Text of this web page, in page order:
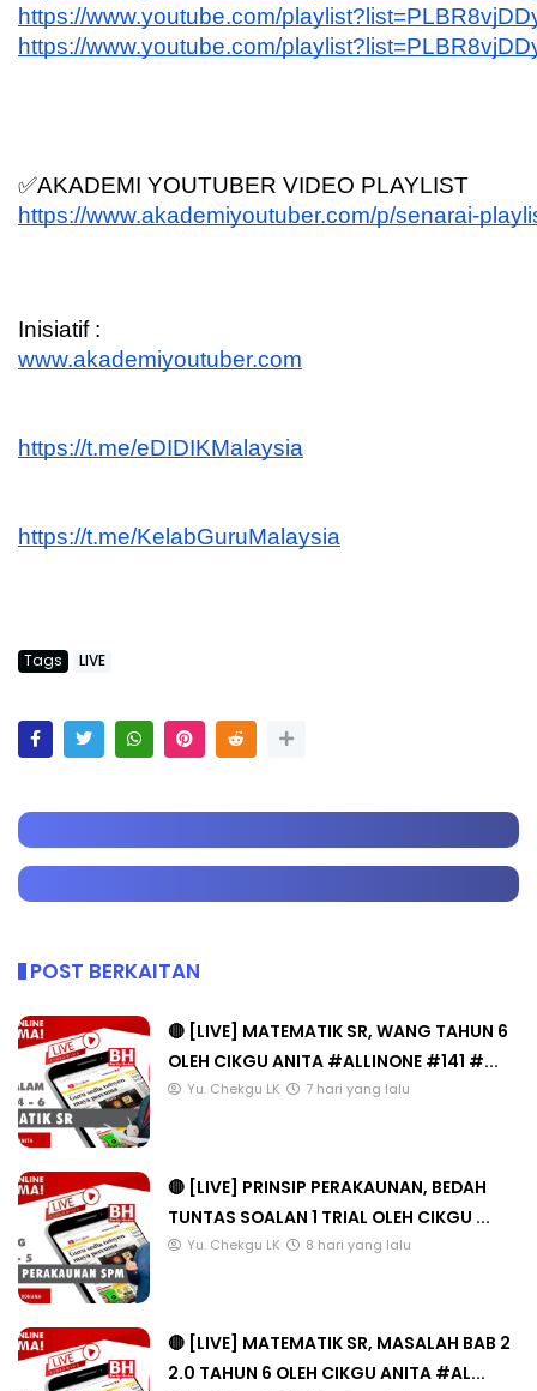
https://www.youtube.com/
https://www.youtube.com/
✅AKADEMI YOUTUBER VIDEO PLAYLIST
https://www.akademiyoutuber.com/p/senarai-
Inisiatif :
www.akademiyoutuber.com
https://t.me/eDIDIKMalaysia
https://t.me/KelabGuruMalaysia
Tags LIVE
POST BERKAITAN
🔴 [LIVE] MATEMATIK SR, WANG TAHUN 6
OLEH CIKGU ANITA #ALLINONE #141 #...
Yu. Chekgu LK 7 hari yang lalu
🔴 [LIVE] PRINSIP PERAKAUNAN, BEDAH
TUNTAS SOALAN 1 TRIAL OLEH CIKGU ...
Yu. Chekgu LK 8 hari yang lalu
🔴 [LIVE] MATEMATIK SR, MASALAH BAB 2
2.0 TAHUN 6 OLEH CIKGU ANITA #AL...